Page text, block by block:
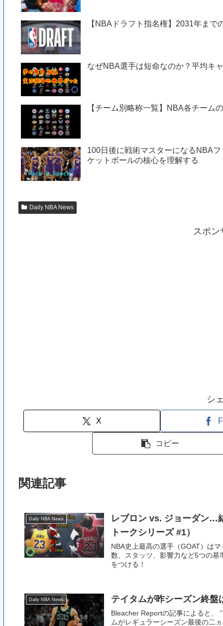
【NBAドラフト指名権】2031年ま
なぜNBA選手は短命なのか？平均キ
【チーム別略称一覧】NBA各チーム
100日後に戦術マスターになるNBA
ケットボールの核心を理解する
Daily NBA News
スポン
シ
X
コピー
関連記事
Daily NBA News
レブロン vs. ジョーダン…結局どっち
トークシリーズ #1）
NBA史上最高の選手（GOAT）は
数、スタッツ、影響力など5つの
をつける！
Daily NBA News テイタムが昨シーズン終
Bleacher Reportの記事によると、
ムがレギュラーシーズン最後の二